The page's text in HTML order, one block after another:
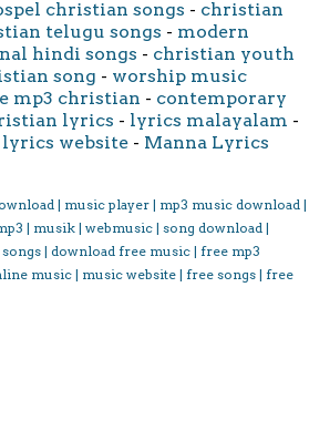
christian songs - christian
telugu songs - modern
hindi songs - christian youth
song - worship music
mp3 christian - contemporary
lyrics - lyrics malayalam -
lyrics website - Manna Lyrics
| music player | mp3 music download |
| musik | webmusic | song download |
| download free music | free mp3
music | music website | free songs | free